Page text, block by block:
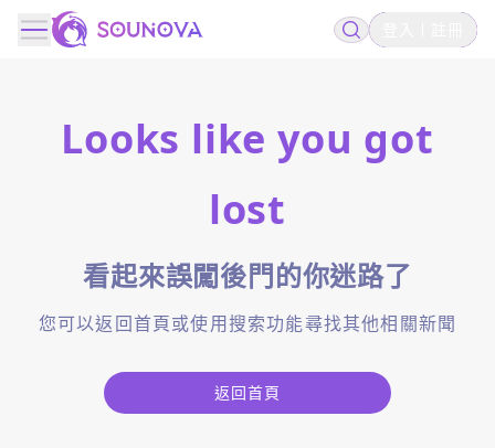
Looks like you got
lost
看起來誤闖後門的你迷路了
您可以返回首頁或使用搜索功能尋找其他相關新聞
返回首頁